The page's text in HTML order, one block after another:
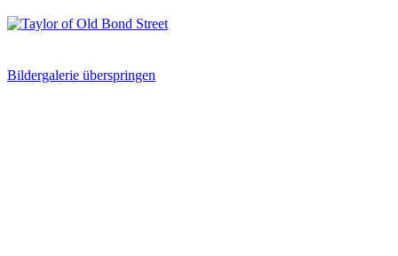
Bildergalerie überspringen